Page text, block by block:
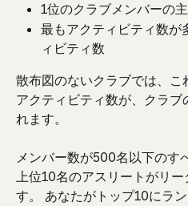
1位のクラブメンバーの
最もアクティビティ数が
ィビティ数
散布図のないクラブでは、
アクティビティ数が、クラブ
れます。
メンバー数が500名以下のす
上位10名のアスリートがリ
す。 あなたがトップ10にラ